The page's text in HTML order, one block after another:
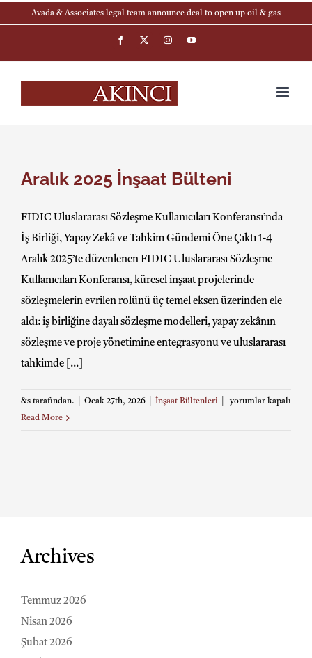
Avada & Associates legal team announce deal to open up oil & gas
Facebook
X InstagramYouTube
Aralık 2025 İnşaat Bülteni
FIDIC Uluslararası Sözleşme Kullanıcıları Konferansı’nda
İş Birliği, Yapay Zekâ ve Tahkim Gündemi Öne Çıktı 1-4
Aralık 2025’te düzenlenen FIDIC Uluslararası Sözleşme
Kullanıcıları Konferansı, küresel inşaat projelerinde
sözleşmelerin evrilen rolünü üç temel eksen üzerinden ele
aldı: iş birliğine dayalı sözleşme modelleri, yapay zekânın
sözleşme ve proje yönetimine entegrasyonu ve uluslararası
tahkimde [...]
&s tarafından. Ocak 27th, 2026 İnşaat Bültenleri
Aralık
yorumlar kapalı
Read More
Archives
Temmuz 2026
Nisan 2026
Şubat 2026